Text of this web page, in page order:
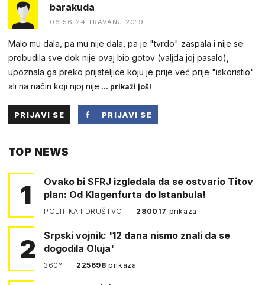
barakuda
06:56 24.TRAVANJ 2019.
Malo mu dala, pa mu nije dala, pa je "tvrdo" zaspala i nije se
probudila sve dok nije ovaj bio gotov (valjda joj pasalo),
upoznala ga preko prijateljice koju je prije već prije "iskoristio"
ali na način koji njoj nije ... prikaži još!
PRIJAVI SE
PRIJAVI SE
TOP NEWS
1
Ovako bi SFRJ izgledala da se ostvario Titov
plan: Od Klagenfurta do Istanbula!
POLITIKA I DRUŠTVO 280017 prikaza
2
Srpski vojnik: '12 dana nismo znali da se
dogodila Oluja'
360° 225698prikaza